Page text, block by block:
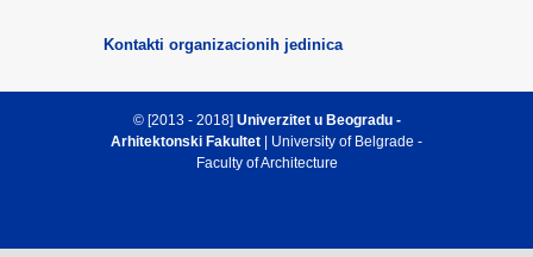
Kontakti organizacionih jedinica
© [2013 - 2018] Univerzitet u Beogradu -
Arhitektonski Fakultet | University of Belgrade -
Faculty of Architecture